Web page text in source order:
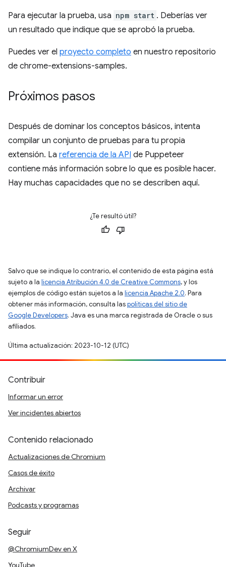
Para ejecutar la prueba, usa npm start . Deberías ver
un resultado que indique que se aprobó la prueba.
Puedes ver el proyecto completo en nuestro repositorio
de chrome-extensions-samples.
Próximos pasos
Después de dominar los conceptos básicos, intenta
compilar un conjunto de pruebas para tu propia
extensión. La referencia de la API de Puppeteer
contiene más información sobre lo que es posible hacer.
Hay muchas capacidades que no se describen aquí.
¿Te resultó útil?
Salvo que se indique lo contrario, el contenido de esta página está
sujeto a la licencia Atribución 4.0 de Creative Commons, y los
ejemplos de código están sujetos a la licencia Apache 2.0. Para
obtener más información, consulta laspolíticas del sitio de
Google Developers. Java es una marca registrada de Oracle o sus
afiliados.
Última actualización: 2023-10-12 (UTC)
Contribuir
Informar un error
Ver incidentes abiertos
Contenido relacionado
Actualizaciones de Chromium
Casos de éxito
Archivar
Podcasts y programas
Seguir
@ChromiumDev en X
YouTube